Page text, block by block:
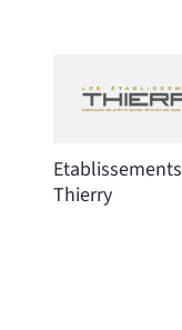
Etablissements
Thierry